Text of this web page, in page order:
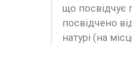
що посвідчує
посвідчено
натурі (на